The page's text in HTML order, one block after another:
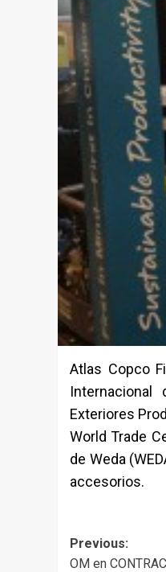
Atlas Copco
Exteriores
World Trade
de Weda
accesorios.
Post
Previous:
OM en